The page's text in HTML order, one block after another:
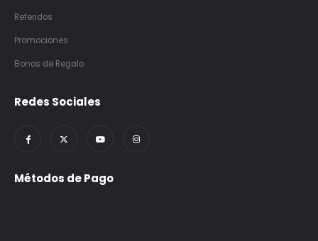
Referidos
Promociones
Bonos de Regalo
Redes Sociales
Métodos de Pago